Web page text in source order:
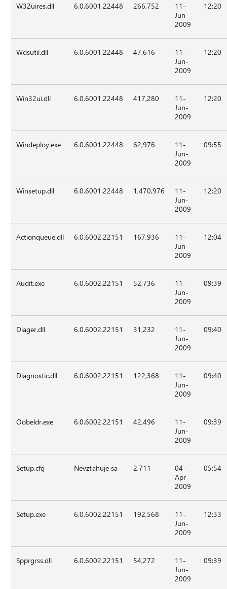
W32uires.dll 6.0.6001.22448 266,752
11-
Jun-
2009
12:20
Wdsutil.dll 6.0.6001.22448 47,616
11-
Jun-
2009
12:20
Win32ui.dll 6.0.6001.22448 417,280
11-
Jun-
2009
12:20
Windeploy.exe 6.0.6001.22448 62,976
11-
Jun-
2009
09:55
Winsetup.dll 6.0.6001.22448 1,470,976
11-
Jun-
2009
12:20
Actionqueue.dll 6.0.6002.22151 167,936
11-
Jun-
2009
12:04
Audit.exe 6.0.6002.22151 52,736
11-
Jun-
2009
09:39
Diager.dll 6.0.6002.22151 31,232
11-
Jun-
2009
09:40
Diagnostic.dll 6.0.6002.22151 122,368
11-
Jun-
2009
09:40
Oobeldr.exe 6.0.6002.22151 42,496
11-
Jun-
2009
09:39
Setup.cfg Nevzťahuje sa 2,711
04-
Apr-
2009
05:54
Setup.exe 6.0.6002.22151 192,568
11-
Jun-
2009
12:33
Spprgrss.dll 6.0.6002.22151 54,272
11-
Jun-
2009
09:39